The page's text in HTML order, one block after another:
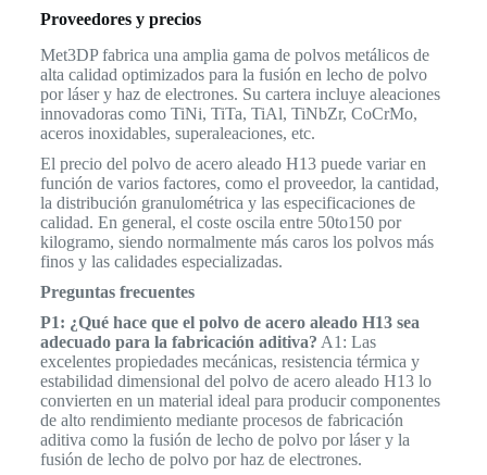
Proveedores y precios
Met3DP fabrica una amplia gama de polvos metálicos de
alta calidad optimizados para la fusión en lecho de polvo
por láser y haz de electrones. Su cartera incluye aleaciones
innovadoras como TiNi, TiTa, TiAl, TiNbZr, CoCrMo,
aceros inoxidables, superaleaciones, etc.
El precio del polvo de acero aleado H13 puede variar en
función de varios factores, como el proveedor, la cantidad,
la distribución granulométrica y las especificaciones de
calidad. En general, el coste oscila entre 50to150 por
kilogramo, siendo normalmente más caros los polvos más
finos y las calidades especializadas.
Preguntas frecuentes
P1: ¿Qué hace que el polvo de acero aleado H13 sea
adecuado para la fabricación aditiva? A1: Las
excelentes propiedades mecánicas, resistencia térmica y
estabilidad dimensional del polvo de acero aleado H13 lo
convierten en un material ideal para producir componentes
de alto rendimiento mediante procesos de fabricación
aditiva como la fusión de lecho de polvo por láser y la
fusión de lecho de polvo por haz de electrones.